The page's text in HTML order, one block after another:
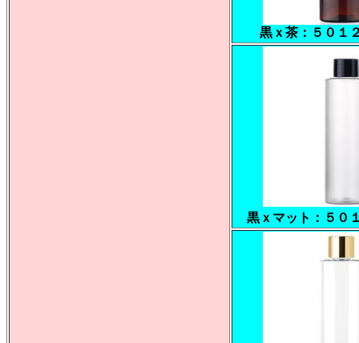
黒ｘ茶：５０１
黒ｘマット：５０